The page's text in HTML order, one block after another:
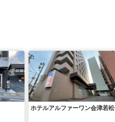
ホテルアルファーワン会津若松